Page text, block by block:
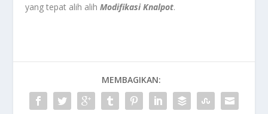
yang tepat alih alihModifikasi Knalpot.
MEMBAGIKAN: